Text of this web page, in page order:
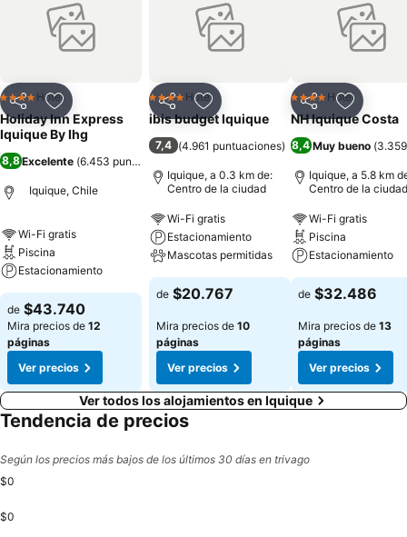
CompartirAgregar a favoritos
4 EstrellasHotel
Holiday Inn Express
Iquique By Ihg
8,8Excelente (6.453 puntuaciones
Iquique, Chile
Wi-Fi gratis
Piscina
Estacionamiento
de $43.740
Mira precios de 12
páginas
Ver precios
CompartirAgregar a favoritos
4 EstrellasHotel
ibis budget Iquique
7,4 (4.961 puntuaciones)
Iquique, a 0.3 km de:
Centro de la ciudad
Wi-Fi gratis
Estacionamiento
Mascotas permitidas
de $20.767
Mira precios de 10
páginas
Ver precios
CompartirAgregar
4 EstrellasHotel
NH Iquique Costa
8,4Muy bueno (
Iquique, a 5.8 km
Centro de la ciudad
Wi-Fi gratis
Piscina
Estacionamiento
de $32.486
Mira precios de 13
páginas
Ver precios
Ver todos los alojamientos en Iquique
Tendencia de precios
Según los precios más bajos de los últimos 30 días en trivago
$0
$0